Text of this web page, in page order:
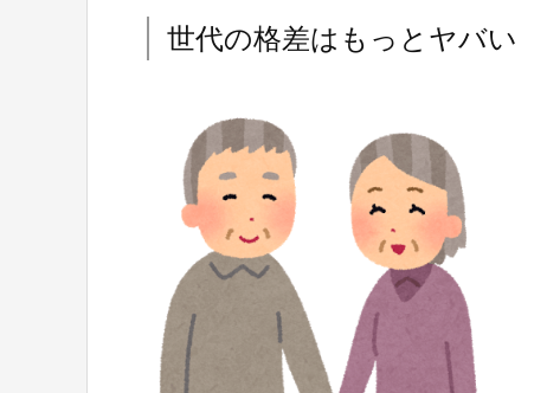
世代の格差はもっとヤバい